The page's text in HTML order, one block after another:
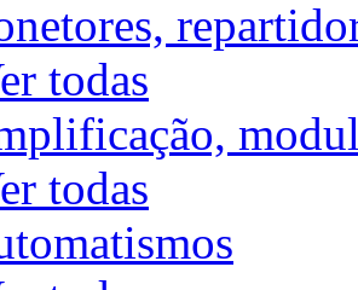
todas
todas